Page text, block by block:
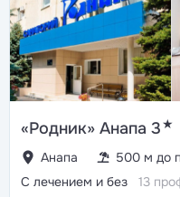
«Родник» Анапа 3★
Анапа 500 м до
С лечением и без 13